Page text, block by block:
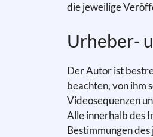
die jeweilige
Urheber-
Der Autor ist
beachten, von ihm
Videosequenzen
Alle innerhalb des
Bestimmungen